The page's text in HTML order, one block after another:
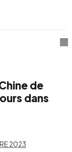
de
dans
2023